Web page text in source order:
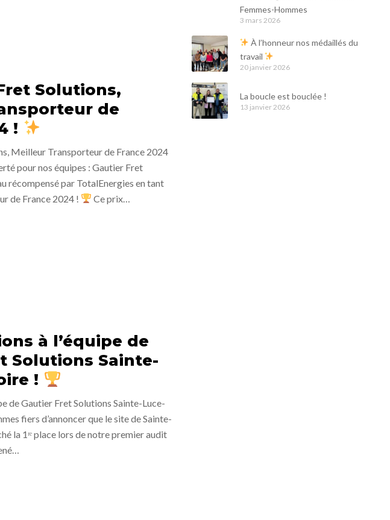
Solutions,
de
!
Meilleur Transporteur de France 2024
pour nos équipes : Gautier Fret
récompensé par TotalEnergies en tant
de France 2024 !
Ce prix…
à l’équipe de
Solutions Sainte-
!
de Gautier Fret Solutions Sainte-Luce-
fiers d’annoncer que le site de Sainte-
la 1ʳᵉ place lors de notre premier audit
Femmes-Hommes
3 mars 2026
À l’honneur nos médaillés du
travail
20 janvier 2026
La boucle est bouclée !
13 janvier 2026